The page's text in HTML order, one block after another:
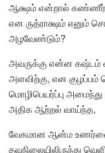
ஆக்ஷம் என்றால் கண்ணீர்
என ருத்ராக்ஷம் எனும்
அழவேண்டும்?
அவருக்கு என்ன கஷ்டம்
அளவிற்கு, என
மொழிபெயர்ப்பு அமைந்து
அதிக ஆற்றல் வாய்ந்த,
வேகமான ஆன்ம உணர்வை
தவநிலையிலிருந்து